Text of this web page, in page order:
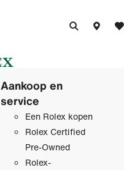
Aankoop en
service
Een Rolex kopen
Rolex Certified
Pre‑Owned
Rolex-